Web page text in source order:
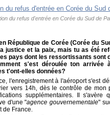
du refus d'entrée en Corée du Sud de
République de Corée (Corée du
justice et la paix, mais tu as été
pays dont les ressortissants sont
s'est déroulée ton arrivée
t'ont-elles données?
l'enregistrement à l'aéroport s'est
vers 14h, dès le contrôle de mon
supplémentaires. Il
d'une "agence gouvernementale"
de France.